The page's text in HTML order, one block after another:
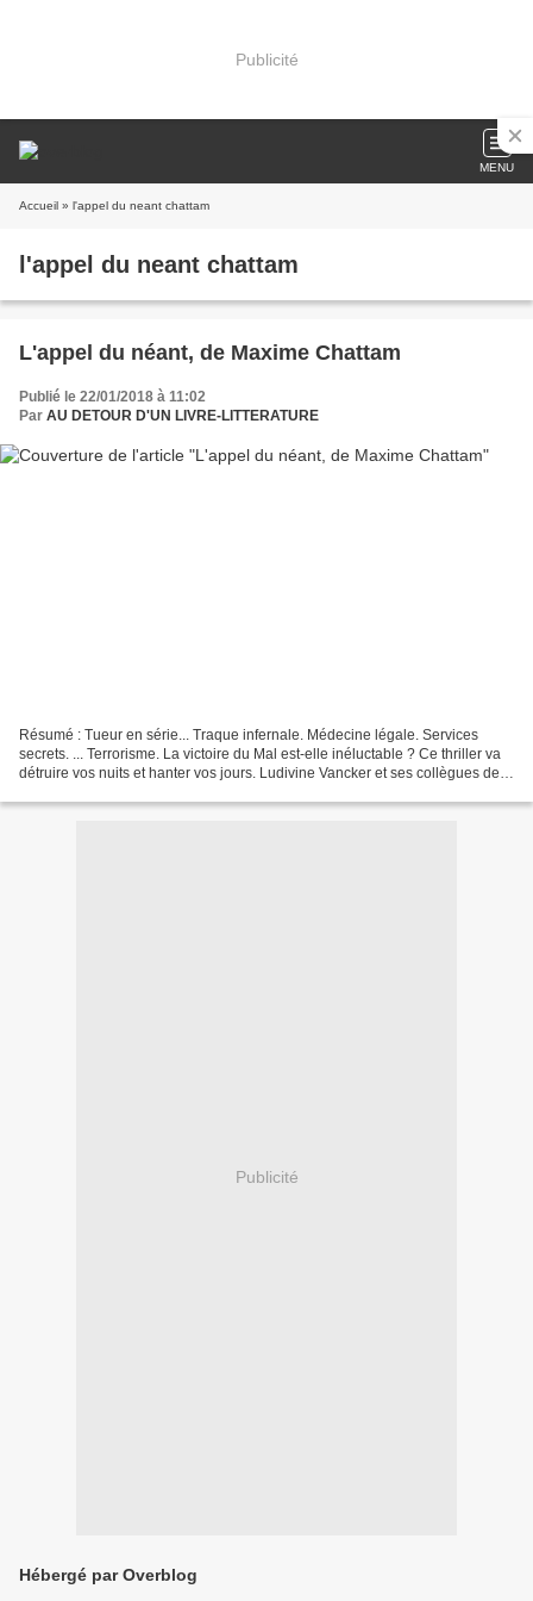
Publicité
MENU
Accueil » l'appel du neant chattam
l'appel du neant chattam
L'appel du néant, de Maxime Chattam
Publié le 22/01/2018 à 11:02
Par AU DETOUR D'UN LIVRE-LITTERATURE
Résumé : Tueur en série... Traque infernale. Médecine légale. Services
secrets. ... Terrorisme. La victoire du Mal est-elle inéluctable ? Ce thriller va
détruire vos nuits et hanter vos jours. Ludivine Vancker et ses collègues de
Publicité
Hébergé par Overblog